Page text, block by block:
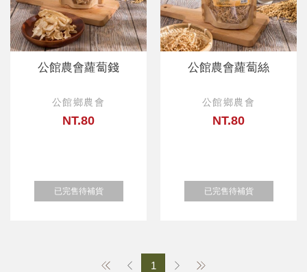
公館農會蘿蔔錢
公館鄉農會
NT.80
已完售待補貨
公館農會蘿蔔絲
公館鄉農會
NT.80
已完售待補貨
1